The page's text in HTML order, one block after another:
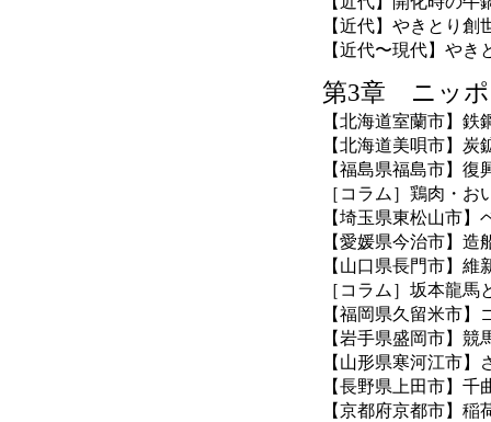
【近代】やきとり創
【近代〜現代】や
第3章 ニッポ
【北海道室蘭市】
【北海道美唄市】
【福島県福島市】
［コラム］鶏肉・お
【埼玉県東松山市
【愛媛県今治市】
【山口県長門市】
［コラム］坂本龍馬
【福岡県久留米市
【岩手県盛岡市】
【山形県寒河江市
【長野県上田市】
【京都府京都市】